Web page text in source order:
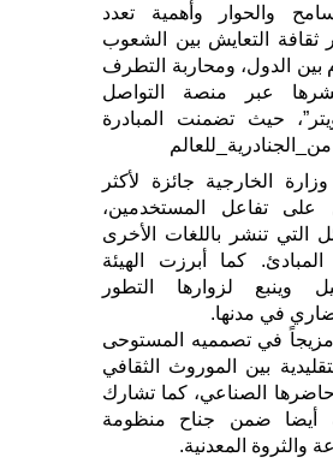
والحوار وأهمية تعدد
ثقافة التعايش بين الشعوب
بين الدول، ومحاربة التطرف
عبر منصة التواصل
حيث تضمنت المبادرة
الخارجية جائزة لأكثر
تفاعل المستخدمين،
التي تنشر باللغات الأخرى
كما أبرزت الهيئة
وينبع لزوارها التطور
في مدنها.
مزيجاً في تصمميه المستوحى
بين الموروث الثقافي
الصناعي، كما تشارك
أيضا ضمن جناح منظومة
والثروة المعدنية.